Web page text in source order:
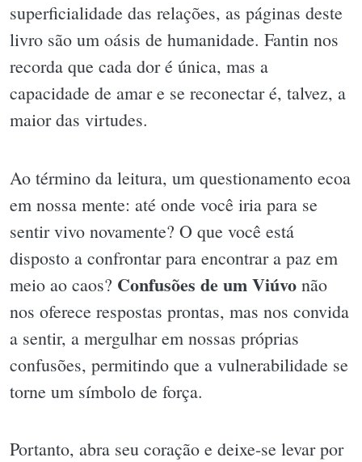
superficialidade das relações, as páginas deste
livro são um oásis de humanidade. Fantin nos
recorda que cada dor é única, mas a
capacidade de amar e se reconectar é, talvez, a
maior das virtudes.
Ao término da leitura, um questionamento ecoa
em nossa mente: até onde você iria para se
sentir vivo novamente? O que você está
disposto a confrontar para encontrar a paz em
meio ao caos? Confusões de um Viúvo não
nos oferece respostas prontas, mas nos convida
a sentir, a mergulhar em nossas próprias
confusões, permitindo que a vulnerabilidade se
torne um símbolo de força.
Portanto, abra seu coração e deixe-se levar por